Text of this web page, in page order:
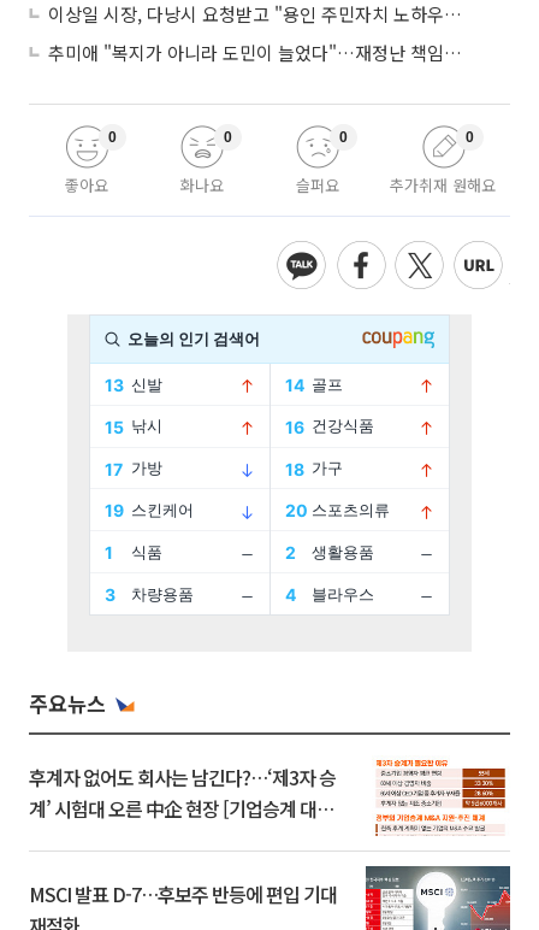
이상일 시장, 다낭시 요청받고 "용인 주민자치 노하우 공유"
추미애 "복지가 아니라 도민이 늘었다"…재정난 책임론 정면돌파
좋아요
0
화나요
0
슬퍼요
0
추가취재 원해요
0
주요뉴스
후계자 없어도 회사는 남긴다?…‘제3자 승
계’ 시험대 오른 中企 현장 [기업승계 대전
MSCI 발표 D-7…후보주 반등에 편입 기대